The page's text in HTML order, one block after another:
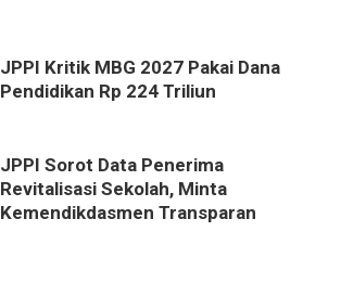
JPPI Kritik MBG 2027 Pakai Dana
Pendidikan Rp 224 Triliun
JPPI Sorot Data Penerima
Revitalisasi Sekolah, Minta
Kemendikdasmen Transparan